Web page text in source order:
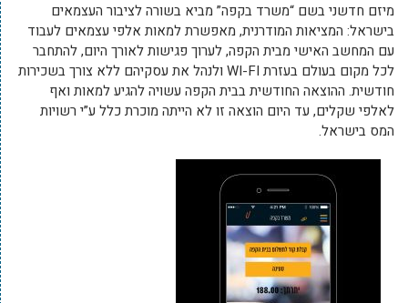
מיזם חדשני בשם “משרד בקפה” מביא בשורה לציבור העצמאים
בישראל: המציאות המודרנית, מאפשרת למאות אלפי עצמאים לעבוד
עם המחשב האישי מבית הקפה, לערוך פגישות לאורך היום, להתחבר
לכל מקום בעולם בעזרת WI-FI ולנהל את עסקיהם ללא צורך בשכירות
חודשית. ההוצאה החודשית בבית הקפה עשויה להגיע למאות ואף
לאלפי שקלים, עד היום הוצאה זו לא הייתה מוכרת כלל ע”י רשויות
המס בישראל.